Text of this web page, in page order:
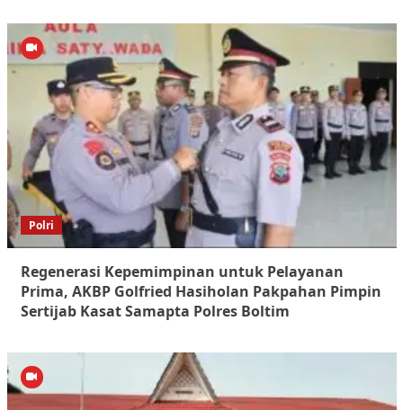
Polri
Regenerasi Kepemimpinan untuk Pelayanan
Prima, AKBP Golfried Hasiholan Pakpahan Pimpin
Sertijab Kasat Samapta Polres Boltim